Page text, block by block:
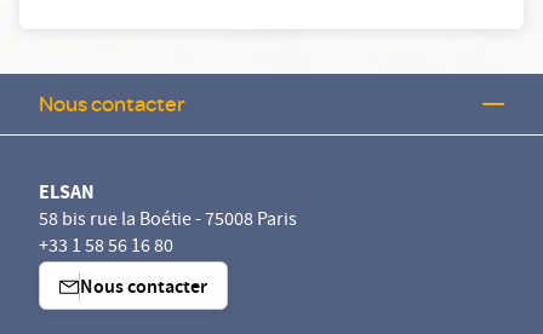
Nous contacter
ELSAN
58 bis rue la Boétie - 75008 Paris
+33 1 58 56 16 80
Nous contacter